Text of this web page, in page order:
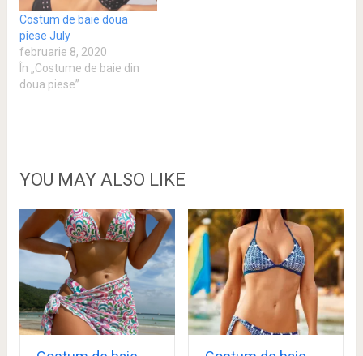
Costum de baie doua
piese July
februarie 8, 2020
În „Costume de baie din
doua piese”
YOU MAY ALSO LIKE